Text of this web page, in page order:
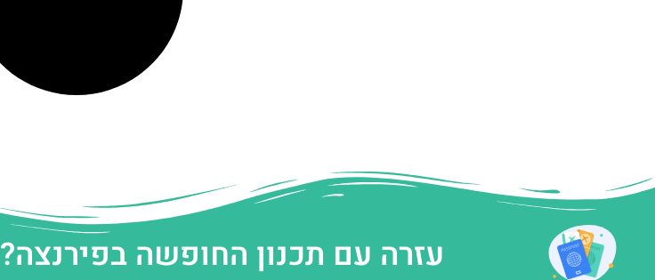
עזרה עם תכנון החופשה בפירנצה?